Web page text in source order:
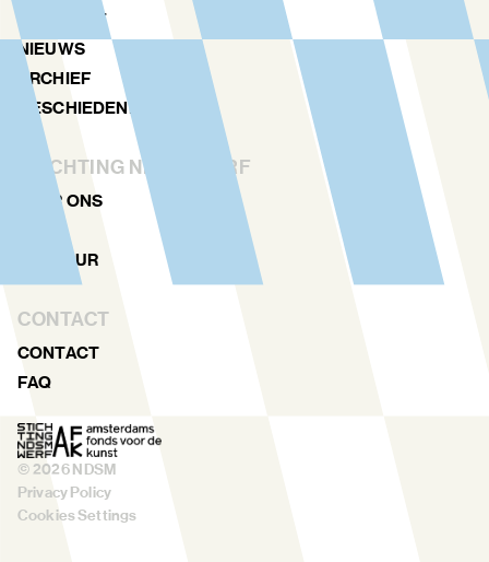
MAGAZINE
NIEUWS
ARCHIEF
GESCHIEDENIS
STICHTING NDSM-WERF
OVER ONS
VERHUUR
CONTACT
CONTACT
FAQ
© 2026NDSM
Privacy Policy
Cookies Settings